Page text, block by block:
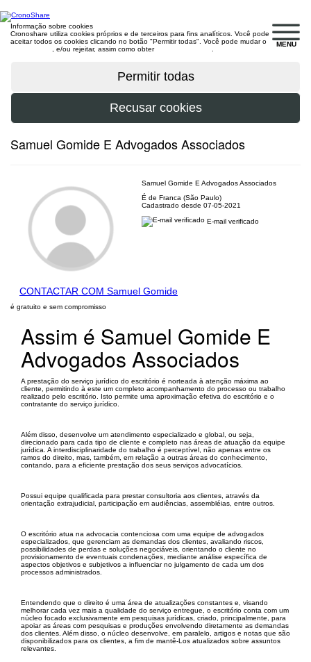
MENU
Informação sobre cookies
Cronoshare utiliza cookies próprios e de terceiros para fins analíticos. Você pode
aceitar todos os cookies clicando no botão "Permitir todas". Você pode mudar o
, e/ou rejeitar, assim como obter
Samuel Gomide E Advogados Associados
Samuel Gomide E Advogados Associados
É de Franca (São Paulo)
Cadastrado desde 07-05-2021
E-mail verificado
CONTACTAR COM Samuel Gomide
é gratuito e sem compromisso
Assim é Samuel Gomide E
Advogados Associados
A prestação do serviço jurídico do escritório é norteada à atenção máxima ao
cliente, permitindo à este um completo acompanhamento do processo ou trabalho
realizado pelo escritório. Isto permite uma aproximação efetiva do escritório e o
contratante do serviço jurídico.
Além disso, desenvolve um atendimento especializado e global, ou seja,
direcionado para cada tipo de cliente e completo nas áreas de atuação da equipe
jurídica. A interdisciplinaridade do trabalho é perceptível, não apenas entre os
ramos do direito, mas, também, em relação a outras áreas do conhecimento,
contando, para a eficiente prestação dos seus serviços advocatícios.
Possui equipe qualificada para prestar consultoria aos clientes, através da
orientação extrajudicial, participação em audiências, assembléias, entre outros.
O escritório atua na advocacia contenciosa com uma equipe de advogados
especializados, que gerenciam as demandas dos clientes, avaliando riscos,
possibilidades de perdas e soluções negociáveis, orientando o cliente no
provisionamento de eventuais condenações, mediante análise específica de
aspectos objetivos e subjetivos a influenciar no julgamento de cada um dos
processos administrados.
Entendendo que o direito é uma área de atualizações constantes e, visando
melhorar cada vez mais a qualidade do serviço entregue, o escritório conta com um
núcleo focado exclusivamente em pesquisas jurídicas, criado, principalmente, para
apoiar as áreas com pesquisas e produções envolvendo diretamente as demandas
dos clientes. Além disso, o núcleo desenvolve, em paralelo, artigos e notas que são
disponibilizados para os clientes, a fim de mantê-Los atualizados sobre assuntos
relevantes.